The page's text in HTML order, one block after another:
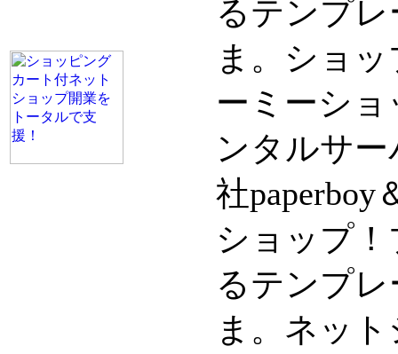
るテンプ
ま。ショ
ーミーシ
ンタルサ
社paperboy
ショップ
るテンプ
ま。ネッ